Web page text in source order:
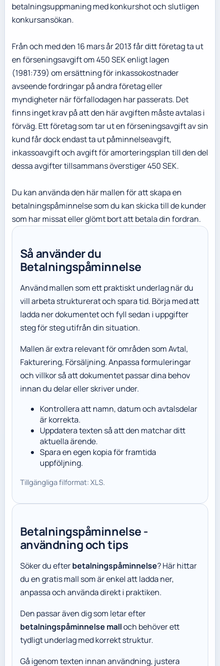
betalningsuppmaning med konkurshot och slutligen
konkursansökan.
Från och med den 16 mars år 2013 får ditt företag ta ut
en förseningsavgift om 450 SEK enligt lagen
(1981:739) om ersättning för inkassokostnader
avseende fordringar på andra företag eller
myndigheter när förfallodagen har passerats. Det
finns inget krav på att den här avgiften måste avtalas i
förväg. Ett företag som tar ut en förseningsavgift av sin
kund får dock endast ta ut påminnelseavgift,
inkassoavgift och avgift för amorteringsplan till den del
dessa avgifter tillsammans överstiger 450 SEK.
Du kan använda den här mallen för att skapa en
betalningspåminnelse som du kan skicka till de kunder
som har missat eller glömt bort att betala din fordran.
Så använder du
Betalningspåminnelse
Använd mallen som ett praktiskt underlag när du
vill arbeta strukturerat och spara tid. Börja med att
ladda ner dokumentet och fyll sedan i uppgifter
steg för steg utifrån din situation.
Mallen är extra relevant för områden som Avtal,
Fakturering, Försäljning. Anpassa formuleringar
och villkor så att dokumentet passar dina behov
innan du delar eller skriver under.
Kontrollera att namn, datum och avtalsdelar
är korrekta.
Uppdatera texten så att den matchar ditt
aktuella ärende.
Spara en egen kopia för framtida
uppföljning.
Tillgängliga filformat: XLS.
Betalningspåminnelse -
användning och tips
Söker du efterbetalningspåminnelse? Här hittar
du en gratis mall som är enkel att ladda ner,
anpassa och använda direkt i praktiken.
Den passar även dig som letar efter
betalningspåminnelse malloch behöver ett
tydligt underlag med korrekt struktur.
Gå igenom texten innan användning, justera